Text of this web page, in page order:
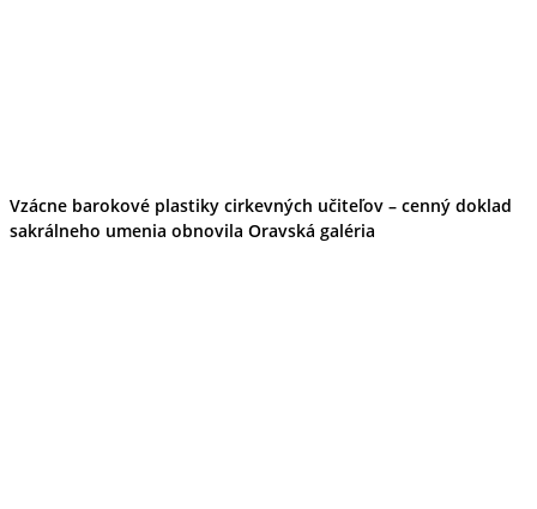
Vzácne barokové plastiky cirkevných učiteľov – cenný doklad
sakrálneho umenia obnovila Oravská galéria